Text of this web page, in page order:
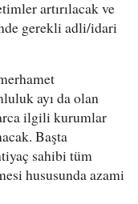
artırılacak ve
gerekli adli/idari
ayı da olan
ilgili kurumlar
Başta
sahibi tüm
hususunda azami